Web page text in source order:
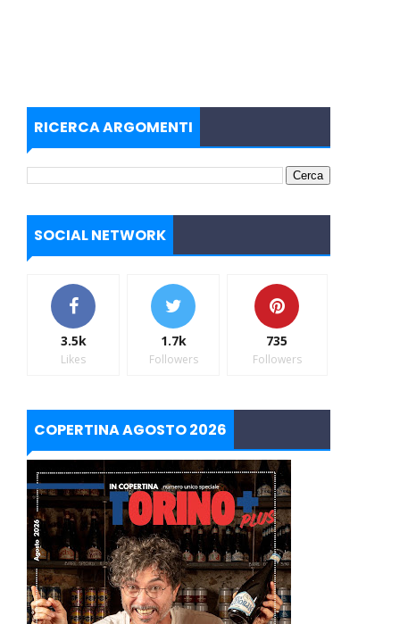
RICERCA ARGOMENTI
SOCIAL NETWORK
3.5k
Likes
1.7k
Followers
735
Followers
COPERTINA AGOSTO 2026